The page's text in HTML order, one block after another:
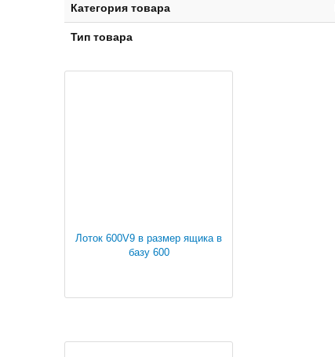
Категория товара
Тип товара
Лоток 600V9 в размер ящика в
базу 600